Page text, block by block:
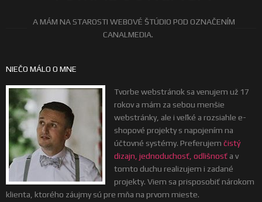
A MÁM NA STAROSTI WEBOVÉ ŠTÚDIO POD OZNAČENÍM
CANALMEDIA.
NIEČO MÁLO O MNE
Tvorbe webstránok sa venujem už 17
rokov a mám za sebou menšie
webstránky, ale i veľké a rozsiahle e-
shopové projekty s napojením na
účtovné systémy. Preferujem čistý
dizajn, jednoduchosť, odlišnosť a v
tomto duchu realizujem i zadané
projekty. Viem sa prisposobiť nárokom
klienta, ktorého záujmy sú pre mňa na prvom mieste.